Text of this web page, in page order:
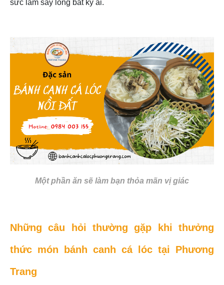
sức làm say lòng bất kỳ ai.
Một phần ăn sẽ làm bạn thỏa mãn vị giác
Những câu hỏi thường gặp khi thưởng
thức món bánh canh cá lóc tại Phương
Trang